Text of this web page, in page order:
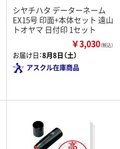
シヤチハタ データーネーム
EX15号 印面+本体セット 遠山
トオヤマ 日付印 1セット
￥3,030（税込）
お届け日：8月8日（土）
アスクル在庫商品